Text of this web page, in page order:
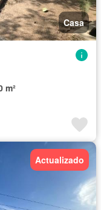
Casa
m²
Actualizado